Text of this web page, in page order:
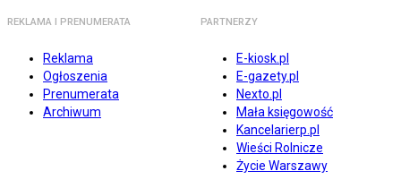
REKLAMA I PRENUMERATA
Reklama
Ogłoszenia
Prenumerata
Archiwum
PARTNERZY
E-kiosk.pl
E-gazety.pl
Nexto.pl
Mała księgowość
Kancelarierp.pl
Wieści Rolnicze
Życie Warszawy